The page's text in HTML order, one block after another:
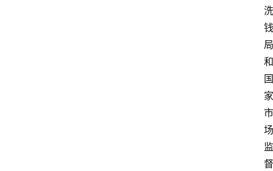
洗
钱
局
和
国
家
市
场
监
督